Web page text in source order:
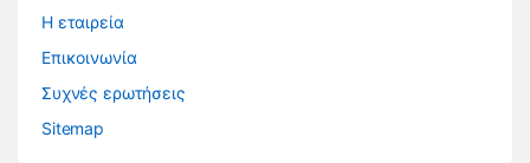
Η εταιρεία
Επικοινωνία
Συχνές ερωτήσεις
Sitemap